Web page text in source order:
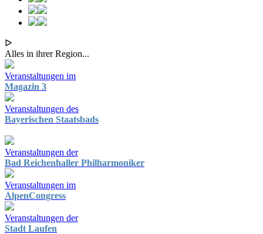
ᐅ
Alles in ihrer Region...
Veranstaltungen im
Magazin 3
Veranstaltungen des
Bayerischen Staatsbads
Veranstaltungen der
Bad Reichenhaller Philharmoniker
Veranstaltungen im
AlpenCongress
Veranstaltungen der
Stadt Laufen